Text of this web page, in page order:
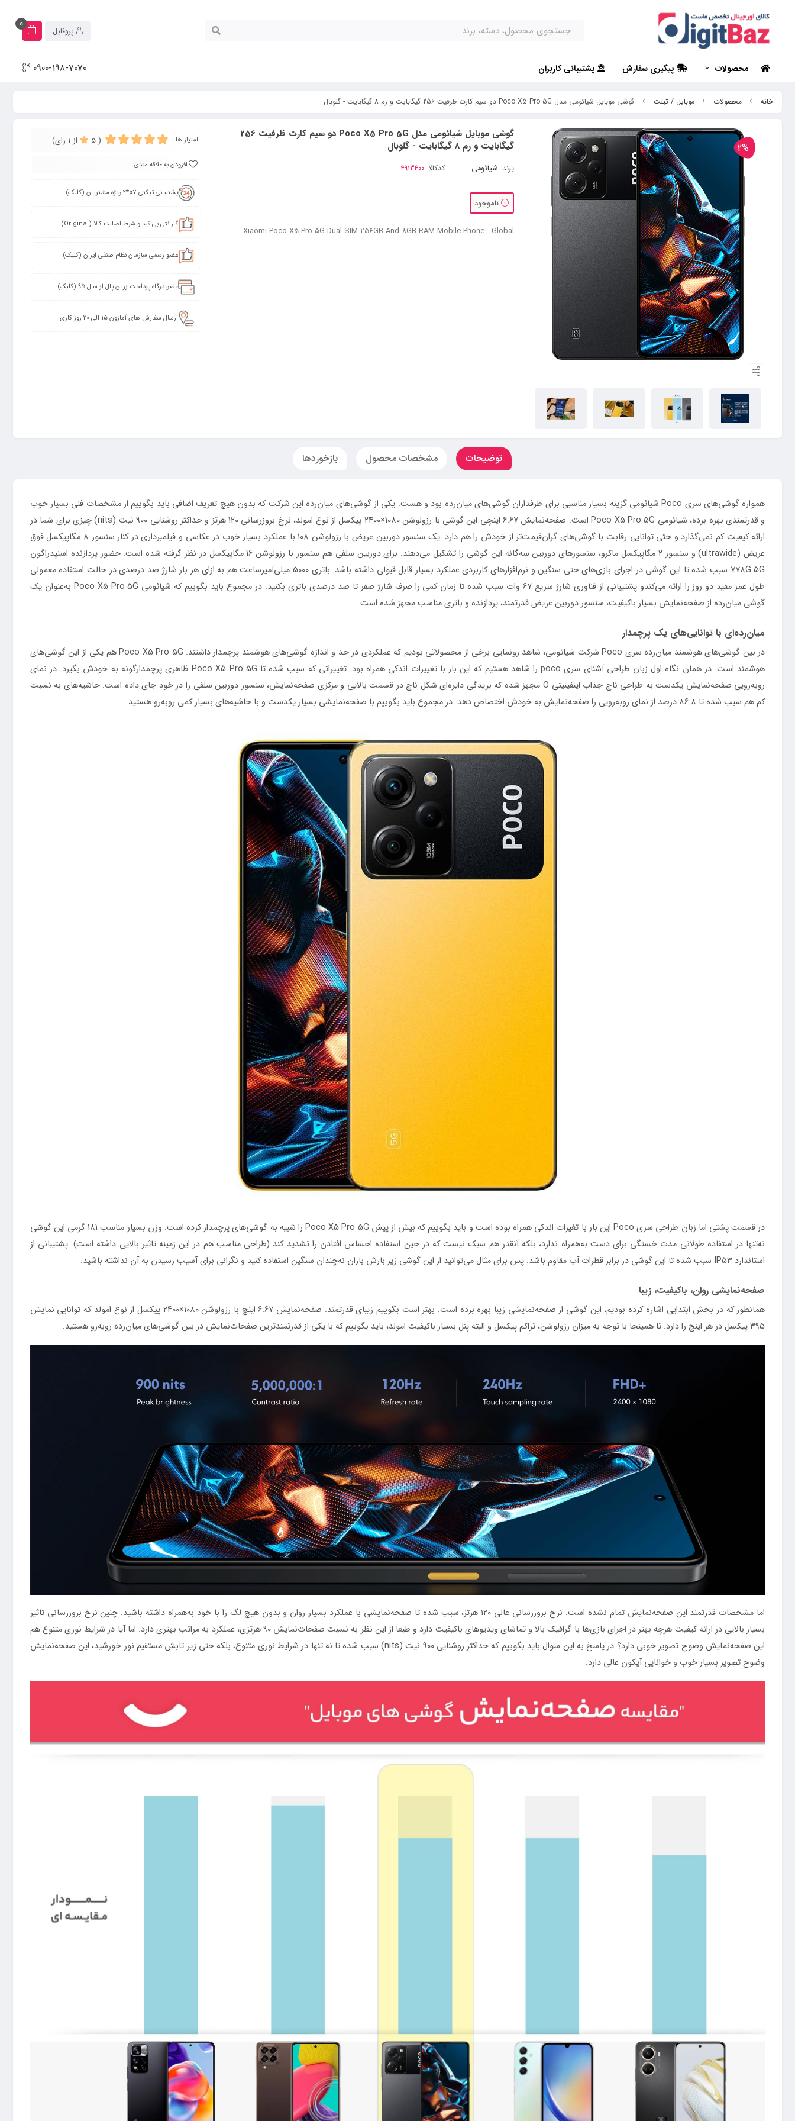
0
محصولات پیگیری سفارش پشتیبانی کاربران 0900-198-7070
خانه محصولات موبایل / تبلت گوشی موبایل شیائومی مدل Poco X5 Pro 5G دو سیم کارت ظرفیت 256 گیگابایت و رم 8 گیگابایت - گلوبال
2%
گوشی موبایل شیائومی مدل Poco X5 Pro 5G دو سیم کارت ظرفیت 256
گیگابایت و رم 8 گیگابایت - گلوبال
برند: شیائومی کدکالا:
ناموجود
Xiaomi Poco X5 Pro 5G Dual SIM 256GB And 8GB RAM Mobile Phone - Global
امتیاز ها : (
5 از 1 رای)
افزودن به علاقه مندی
پشتیبانی تیکتی 24x7 ویژه مشتریان (کلیک)
گارانتی بی قید و شرط اصالت کالا (Original)
عضو رسمی سازمان نظام صنفی ایران (کلیک)
عضو درگاه پرداخت زرین پال از سال 95 (کلیک)
ارسال سفارش های آمازون 15 الی 20 روز کاری
توضیحات مشخصات محصول بازخوردها
همواره گوشی‌های سری Poco شیائومی گزینه بسیار مناسبی برای طرفداران گوشی‌های میان‌رده بود و هست. یکی از گوشی‌های میان‌رده این شرکت که بدون هیچ تعریف اضافی باید بگوییم از مشخصات فنی بسیار خوب
و قدرتمندی بهره برده، شیائومی Poco X5 Pro 5G است. صفحه‌نمایش 6.67 اینچی این گوشی با رزولوشن 1080×2400 پیکسل از نوع امولد، نرخ بروزرسانی 120 هرتز و حداکثر روشنایی 900 نیت (nits) چیزی برای شما در
ارائه کیفیت کم نمی‌گذارد و حتی توانایی رقابت با گوشی‌های گران‌قیمت‌تر از خودش را هم دارد. یک سنسور دوربین عریض با رزولوشن 108 با عملکرد بسیار خوب در عکاسی و فیلمبرداری در کنار سنسور 8 مگاپیکسل فوق
عریض (ultrawide) و سنسور 2 مگاپیکسل ماکرو، سنسور‌های دوربین سه‌گانه این گوشی را تشکیل می‌دهند. برای دوربین سلفی هم سنسور با رزولوشن 16 مگاپیکسل در نظر گرفته شده است. حضور پردازنده اسنپدراگون
778G 5G سبب شده تا این گوشی در اجرای بازی‌‌های حتی سنگین و نرم‌افزار‌های کاربردی عملکرد بسیار قابل قبولی داشته باشد. باتری 5000 میلی‌آمپر‌ساعت هم به ازای هر بار شارژ صد درصدی در حالت استفاده معمولی
طول عمر مفید دو روز را ارائه می‌کندو پشتیبانی از فناوری شارژ سریع 67 وات سبب شده تا زمان کمی را صرف شارژ صفر تا صد درصدی باتری بکنید. در مجموع باید بگوییم که شیائومی Poco X5 Pro 5G به‌عنوان یک
گوشی میان‌رده از صفحه‌نمایش بسیار با‌کیفیت، سنسور دوربین عریض قدرتمند، پردازنده و باتری مناسب مجهز شده است.
میان‌رده‌ای با توانایی‌های یک پرچمدار
در بین گوشی‌های هوشمند میان‌رده سری Poco شرکت شیائومی، شاهد رونمایی برخی از محصولاتی بودیم که عملکردی در حد و اندازه‌ گوشی‌های هوشمند پرچمدار داشتند. Poco X5 Pro 5G هم یکی از این گوشی‌های
هوشمند است. در همان نگاه اول زبان طراحی آشنای سری poco را شاهد هستیم که این بار با تغییرات اندکی همراه بود. تغییراتی که سبب شده تا Poco X5 Pro 5G ظاهری پرچمدار‌گونه به خودش بگیرد. در نمای
رو‌به‌رویی صفحه‌نمایش یکدست به طراحی ناچ جذاب اینفینیتی O مجهز شده که بریدگی دایره‌‌ای شکل ناچ در قسمت بالایی و مرکزی صفحه‌نمایش، سنسور دوربین سلفی را در خود جای داده است. حاشیه‌های به نسبت
کم هم سبب شده تا ۸۶.۸ درصد از نمای رو‌به‌رویی را صفحه‌نمایش به خودش اختصاص دهد. در مجموع باید بگوییم با صفحه‌نمایشی بسیار یکدست و با حاشیه‌های بسیار کمی رو‌به‌رو هستید.
در قسمت پشتی اما زبان طراحی سری Poco این بار با تغیرات اندکی همراه بوده است و باید بگوییم که بیش از پیش Poco X5 Pro 5G را شبیه به گوشی‌های پرچمدار کرده است. وزن بسیار مناسب 181 گرمی این گوشی
نه‌تنها در استفاده طولانی مدت خستگی برای دست به‌همراه ندارد، بلکه آنقدر هم سبک نیست که در حین استفاده احساس افتادن را تشدید کند (طراحی مناسب هم در این زمینه تاثیر بالایی داشته است). پشتیبانی از
استاندارد IP53 سبب شده تا این گوشی در برابر قطرات آب مقاوم باشد. پس برای مثال می‌توانید از این گوشی زیر بارش باران نه‌چندان سنگین استفاده کنید و نگرانی برای آسیب رسیدن به آن نداشته باشید.
صفحه‌نمایشی روان، با‌کیفیت، زیبا
همانطور که در بخش ابتدایی اشاره کرده بودیم، این گوشی از صفحه‌نمایشی زیبا بهره برده است. بهتر است بگوییم زیبای قدرتمند. صفحه‌نمایش ۶.۶۷ اینچ با رزولوشن ۱۰۸۰×۲۴۰۰ پیکسل از نوع امولد که توانایی نمایش
۳۹۵ پیکسل در هر اینچ را دارد. تا همینجا با توجه به میزان رزولوشن، تراکم پیکسل و البته پنل بسیار با‌کیفیت امولد، باید بگوییم که با یکی از قدرتمند‌ترین صفحات‌نمایش در بین گوشی‌های میان‌رده رو‌به‌رو هستید.
اما مشخصات قدرتمند این صفحه‌نمایش تمام نشده است. نرخ بروزرسانی عالی ۱۲۰ هرتز، سبب شده تا صفحه‌نمایشی با عملکرد بسیار روان و بدون هیچ لگ را با خود به‌همراه داشته باشید. چنین نرخ بروزرسانی تاثیر
بسیار بالایی در ارائه کیفیت هرچه‌ بهتر در اجرای بازی‌ها با گرافیک بالا و تماشای ویدیو‌های با‌کیفیت دارد و طبعا از این نظر به نسبت صفحات‌نمایش ۹۰ هرتزی، عملکرد به مراتب بهتری دارد. اما آیا در شرایط نوری متنوع هم
این صفحه‌نمایش وضوح تصویر خوبی دارد؟ در پاسخ به این سوال باید بگوییم که حداکثر روشنایی ۹۰۰ نیت (nits) سبب شده تا نه تنها در شرایط نوری متنوع، بلکه حتی زیر تابش مستقیم نور خورشید، این صفحه‌نمایش
وضوح تصویر بسیار خوب و خوانایی آیکون عالی دارد.